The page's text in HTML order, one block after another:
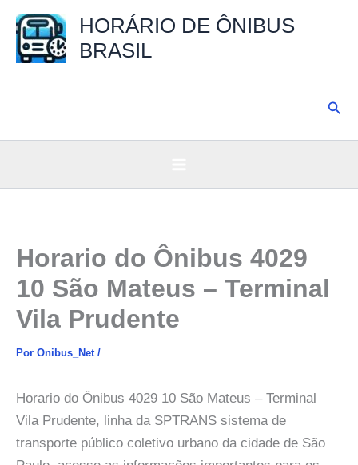
para
HORÁRIO DE ÔNIBUS
BRASIL
Horario do Ônibus 4029
10 São Mateus – Terminal
Vila Prudente
Por Onibus_Net /
Horario do Ônibus 4029 10 São Mateus – Terminal
Vila Prudente, linha da SPTRANS sistema de
transporte público coletivo urbano da cidade de São